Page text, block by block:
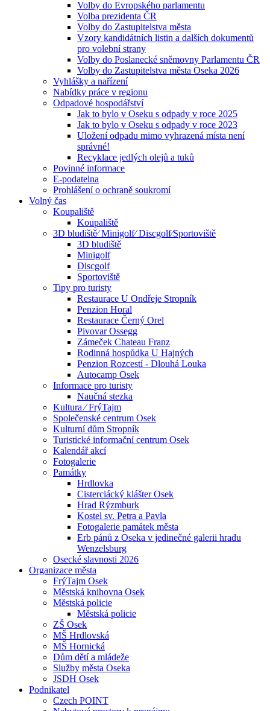
Volby do Evropského parlamentu
Volba prezidenta ČR
Volby do Zastupitelstva města
Vzory kandidátních listin a dalších dokumentů
pro volební strany
Volby do Poslanecké sněmovny Parlamentu ČR
Volby do Zastupitelstva města Oseka 2026
Vyhlášky a nařízení
Nabídky práce v regionu
Odpadové hospodářství
Jak to bylo v Oseku s odpady v roce 2025
Jak to bylo v Oseku s odpady v roce 2023
Uložení odpadu mimo vyhrazená místa není
správné!
Recyklace jedlých olejů a tuků
Povinné informace
E-podatelna
Prohlášení o ochraně soukromí
Volný čas
Koupaliště
Koupaliště
3D bludiště⁄ Minigolf⁄ Discgolf⁄Sportoviště
3D bludiště
Minigolf
Discgolf
Sportoviště
Tipy pro turisty
Restaurace U Ondřeje Stropník
Penzion Horal
Restaurace Černý Orel
Pivovar Ossegg
Zámeček Chateau Franz
Rodinná hospůdka U Hajných
Penzion Rozcestí - Dlouhá Louka
Autocamp Osek
Informace pro turisty
Naučná stezka
Kultura ⁄ FrýTajm
Společenské centrum Osek
Kulturní dům Stropník
Turistické informační centrum Osek
Kalendář akcí
Fotogalerie
Památky
Hrdlovka
Cisterciácký klášter Osek
Hrad Rýzmburk
Kostel sv. Petra a Pavla
Fotogalerie památek města
Erb pánů z Oseka v jedinečné galerii hradu
Wenzelsburg
Osecké slavnosti 2026
Organizace města
FrýTajm Osek
Městská knihovna Osek
Městská policie
Městská policie
ZŠ Osek
MŠ Hrdlovská
MŠ Hornická
Dům dětí a mládeže
Služby města Oseka
JSDH Osek
Podnikatel
Czech POINT